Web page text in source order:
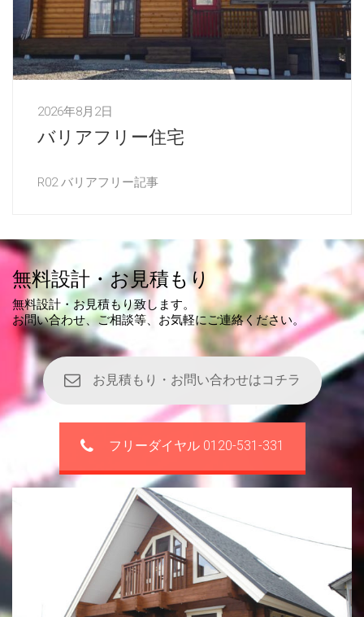
2026年8月2日
バリアフリー住宅
R02 バリアフリー記事
無料設計・お見積もり
無料設計・お見積もり致します。
お問い合わせ、ご相談等、お気軽にご連絡ください。
お見積もり・お問い合わせはコチラ
フリーダイヤル 0120-531-331